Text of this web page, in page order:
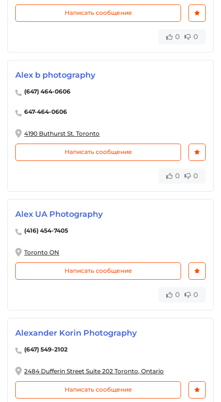
Написать сообщение
0 0
Alex b photography
(647) 464-0606
647-464-0606
4190 Buthurst St. Toronto
Написать сообщение
0 0
Alex UA Photography
(416) 454-7405
Toronto ON
Написать сообщение
0 0
Alexander Korin Photography
(647) 549-2102
2484 Dufferin Street Suite 202 Toronto, Ontario
Написать сообщение